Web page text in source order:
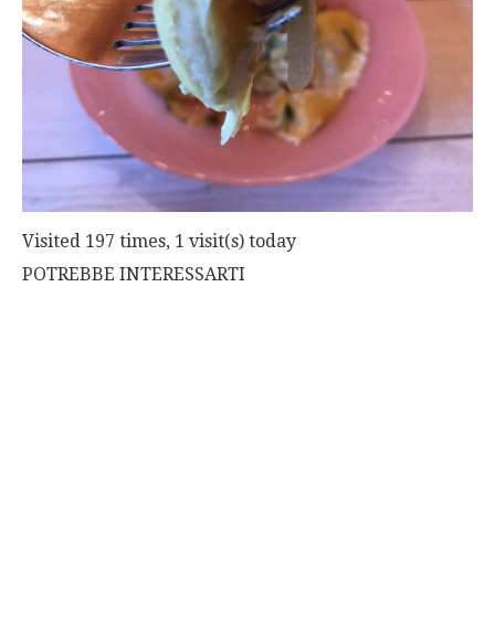
Visited 197 times, 1 visit(s) today
POTREBBE INTERESSARTI